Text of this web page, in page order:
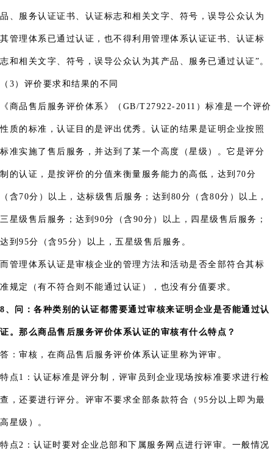
品、服务认证证书、认证标志和相关文字、符号，误导公众认为
其管理体系已通过认证，也不得利用管理体系认证证书、认证标
志和相关文字、符号，误导公众认为其产品、服务已通过认证”。
（3）评价要求和结果的不同
《商品售后服务评价体系》（GB/T27922-2011）标准是一个评价
性质的标准，认证目的是评出优秀。认证的结果是证明企业按照
标准实施了售后服务，并达到了某一个高度（星级）。它是评分
制的认证，是按评价的分值来衡量服务能力的高低，达到70分
（含70分）以上，达标级售后服务；达到80分（含80分）以上，
三星级售后服务；达到90分（含90分）以上，四星级售后服务；
达到95分（含95分）以上，五星级售后服务。
而管理体系认证是审核企业的管理方法和活动是否全部符合其标
准规定（有不符合则不能通过认证），也没有分值要求。
8、问：各种类别的认证都需要通过审核来证明企业是否能通过认
证。那么商品售后服务评价体系认证的审核有什么特点？
答：审核，在商品售后服务评价体系认证里称为评审。
特点1：认证标准是评分制，评审员到企业现场按标准要求进行检
查，还要进行评分。评审不要求全部条款符合（95分以上即为最
高星级）。
特点2：认证时要对企业总部和下属服务网点进行评审。一般情况